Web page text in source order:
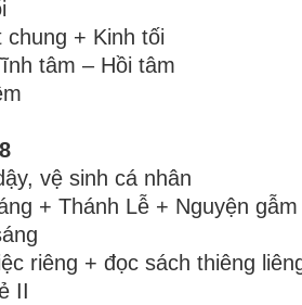
+ Kinh tối
tâm – Hồi tâm
vệ sinh cá nhân
+ Thánh Lễ + Nguyện gẫm
riêng + đọc sách thiêng
II